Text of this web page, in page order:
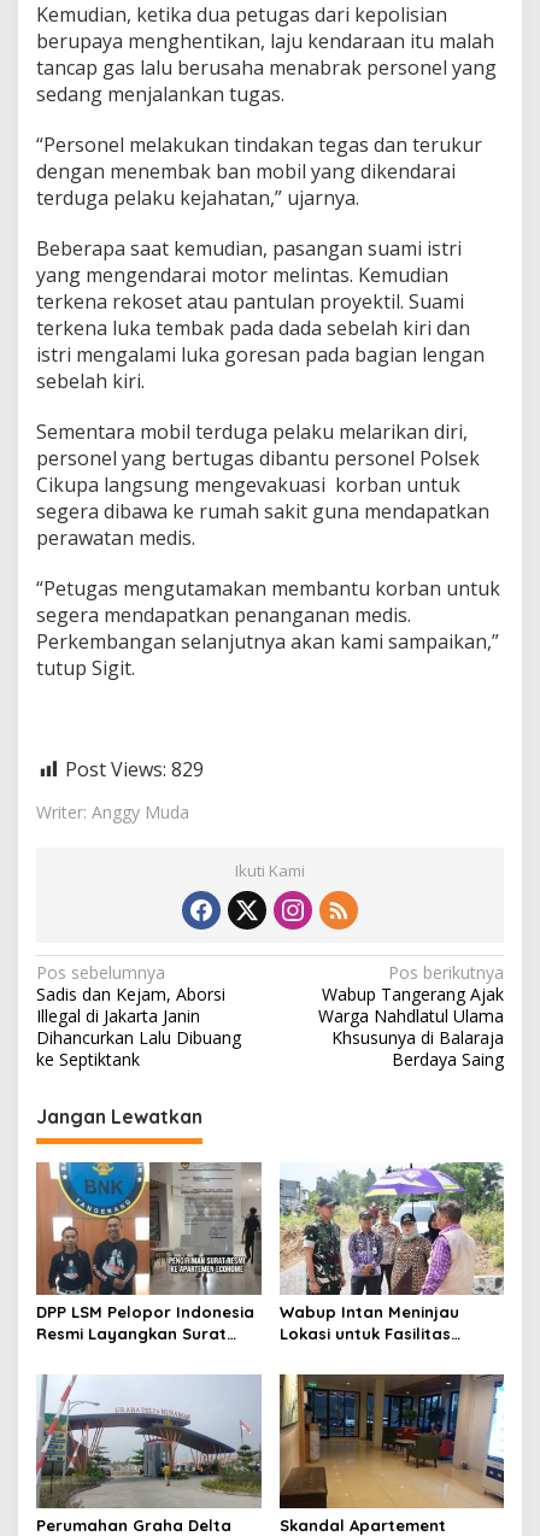
Kemudian, ketika dua petugas dari kepolisian
berupaya menghentikan, laju kendaraan itu malah
tancap gas lalu berusaha menabrak personel yang
sedang menjalankan tugas.
“Personel melakukan tindakan tegas dan terukur
dengan menembak ban mobil yang dikendarai
terduga pelaku kejahatan,” ujarnya.
Beberapa saat kemudian, pasangan suami istri
yang mengendarai motor melintas. Kemudian
terkena rekoset atau pantulan proyektil. Suami
terkena luka tembak pada dada sebelah kiri dan
istri mengalami luka goresan pada bagian lengan
sebelah kiri.
Sementara mobil terduga pelaku melarikan diri,
personel yang bertugas dibantu personel Polsek
Cikupa langsung mengevakuasi korban untuk
segera dibawa ke rumah sakit guna mendapatkan
perawatan medis.
“Petugas mengutamakan membantu korban untuk
segera mendapatkan penanganan medis.
Perkembangan selanjutnya akan kami sampaikan,”
tutup Sigit.
Post Views: 829
Writer: Anggy Muda
Ikuti Kami
N
a
v
i
g
a
s
i
p
o
s
Pos sebelumnya
Sadis dan Kejam, Aborsi
Illegal di Jakarta Janin
Dihancurkan Lalu Dibuang
ke Septiktank
Pos berikutnya
Wabup Tangerang Ajak
Warga Nahdlatul Ulama
Khsusunya di Balaraja
Berdaya Saing
Jangan Lewatkan
DPP LSM Pelopor Indonesia
Resmi Layangkan Surat
Management Ecohome dan
BNK
Wabup Intan Meninjau
Lokasi untuk Fasilitas
Tigaraksa
Perumahan Graha Delta Skandal Apartement